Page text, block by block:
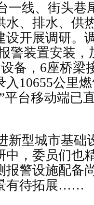
一线、街头巷
水、排水、供
设开展调研。
警装置安装
备，6座桥梁
入10655公里
平台移动端已
新型城市基础
中，委员们也
报警设施配备
有待拓展……